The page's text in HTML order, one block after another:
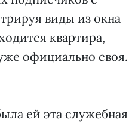
виды из окна
квартира,
официально своя.
ей эта служебная